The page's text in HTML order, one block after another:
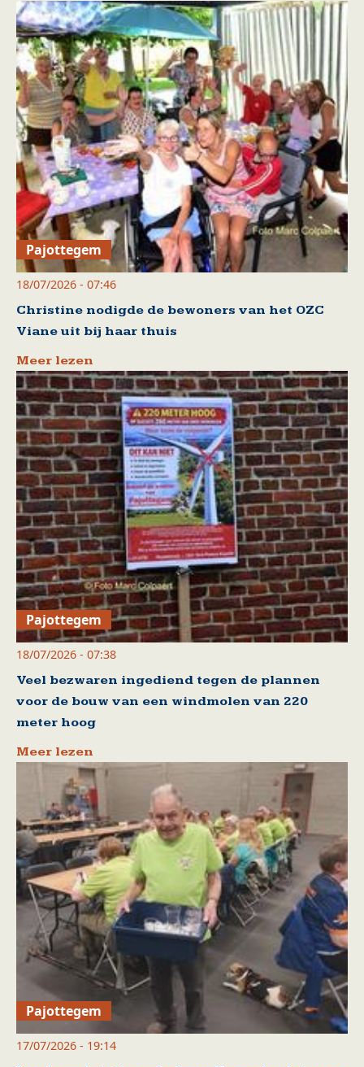
Pajottegem
18/07/2026 - 07:46
Christine nodigde de bewoners van het OZC
Viane uit bij haar thuis
Meer lezen
Pajottegem
18/07/2026 - 07:38
Veel bezwaren ingediend tegen de plannen
voor de bouw van een windmolen van 220
meter hoog
Meer lezen
Pajottegem
17/07/2026 - 19:14